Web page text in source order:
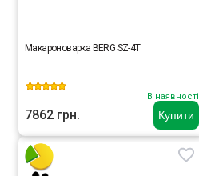
Купити
Макароноварка BERG SZ-4T
В наявності
7862 грн.